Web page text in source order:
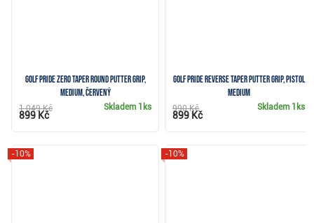
Golf Pride Zero Taper Round putter grip,
Medium, červený
Skladem 1ks
1 049 Kč
899 Kč
Golf Pride Reverse Taper putter grip, Pistol
Medium
Skladem 1ks
990 Kč
899 Kč
-10% -10%